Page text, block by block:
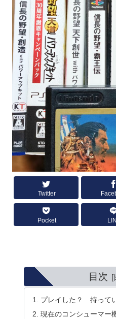
Twitter
Pocket
目次
プレイした？ 持って
現在のコンシューマー